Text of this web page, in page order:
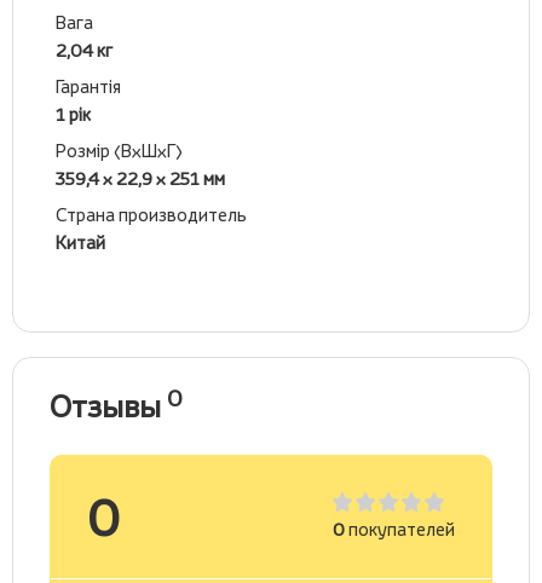
Вага
2,04 кг
Гарантія
1 рік
Розмір (ВхШхГ)
359,4 x 22,9 x 251 мм
Страна производитель
Китай
Отзывы 0
0 0покупателей